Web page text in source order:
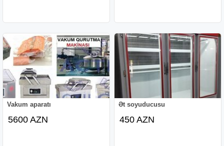
Vakum aparatı
5600 AZN
Ət soyuducusu
450 AZN